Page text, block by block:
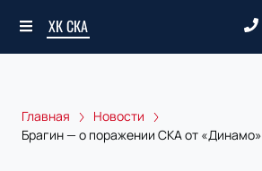
ХК СКА
Главная
Новости
Брагин — о поражении СКА от «Динамо»